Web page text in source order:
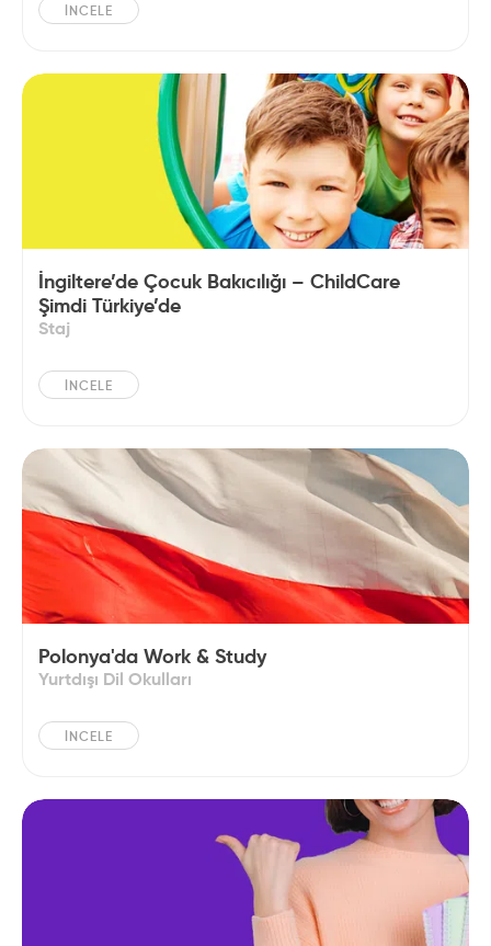
İNCELE
İngiltere’de Çocuk Bakıcılığı – ChildCare
Şimdi Türkiye’de
Staj
İNCELE
Polonya'da Work & Study
Yurtdışı Dil Okulları
İNCELE